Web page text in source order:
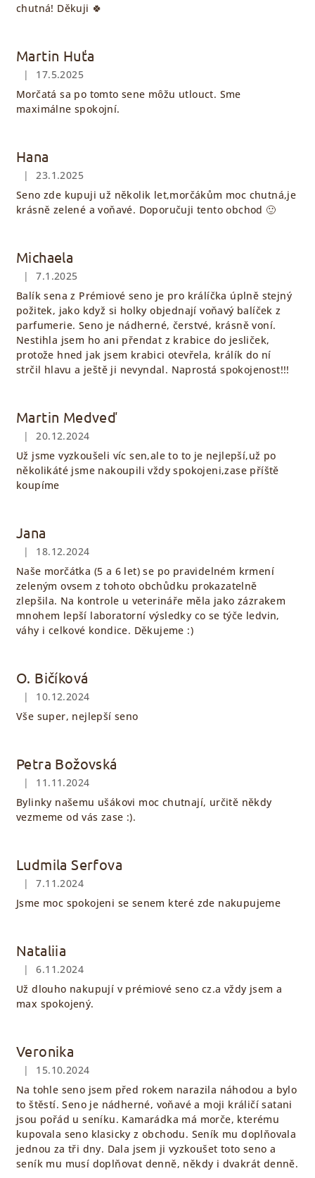
chutná! Děkuji 🍀
Martin Huťa
Hodnocení obchodu je 5 z 5 hvězdiček.
|
17.5.2025
Morčatá sa po tomto sene môžu utlouct. Sme
maximálne spokojní.
Hana
Hodnocení obchodu je 5 z 5 hvězdiček.
|
23.1.2025
Seno zde kupuji už několik let,morčákům moc chutná,je
krásně zelené a voňavé. Doporučuji tento obchod 🙂
Michaela
Hodnocení obchodu je 5 z 5 hvězdiček.
|
7.1.2025
Balík sena z Prémiové seno je pro králíčka úplně stejný
požitek, jako když si holky objednají voňavý balíček z
parfumerie. Seno je nádherné, čerstvé, krásně voní.
Nestihla jsem ho ani přendat z krabice do jesliček,
protože hned jak jsem krabici otevřela, králík do ní
strčil hlavu a ještě ji nevyndal. Naprostá spokojenost!!!
Martin Medveď
Hodnocení obchodu je 5 z 5 hvězdiček.
|
20.12.2024
Už jsme vyzkoušeli víc sen,ale to to je nejlepší,už po
několikáté jsme nakoupili vždy spokojeni,zase příště
koupíme
Jana
Hodnocení obchodu je 5 z 5 hvězdiček.
|
18.12.2024
Naše morčátka (5 a 6 let) se po pravidelném krmení
zeleným ovsem z tohoto obchůdku prokazatelně
zlepšila. Na kontrole u veterináře měla jako zázrakem
mnohem lepší laboratorní výsledky co se týče ledvin,
váhy i celkové kondice. Děkujeme :)
O. Bičíková
Hodnocení obchodu je 5 z 5 hvězdiček.
|
10.12.2024
Vše super, nejlepší seno
Petra Božovská
Hodnocení obchodu je 5 z 5 hvězdiček.
|
11.11.2024
Bylinky našemu ušákovi moc chutnají, určitě někdy
vezmeme od vás zase :).
Ludmila Serfova
Hodnocení obchodu je 5 z 5 hvězdiček.
|
7.11.2024
Jsme moc spokojeni se senem které zde nakupujeme
Nataliia
Hodnocení obchodu je 5 z 5 hvězdiček.
|
6.11.2024
Už dlouho nakupují v prémiové seno cz.a vždy jsem a
max spokojený.
Veronika
Hodnocení obchodu je 5 z 5 hvězdiček.
|
15.10.2024
Na tohle seno jsem před rokem narazila náhodou a bylo
to štěstí. Seno je nádherné, voňavé a moji králičí satani
jsou pořád u seníku. Kamarádka má morče, kterému
kupovala seno klasicky z obchodu. Seník mu doplňovala
jednou za tři dny. Dala jsem ji vyzkoušet toto seno a
seník mu musí doplňovat denně, někdy i dvakrát denně.